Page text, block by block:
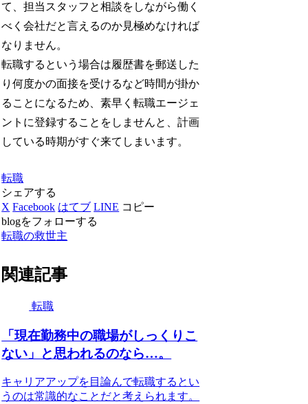
て、担当スタッフと相談をしながら働く
べく会社だと言えるのか見極めなければ
なりません。
転職するという場合は履歴書を郵送した
り何度かの面接を受けるなど時間が掛か
ることになるため、素早く転職エージェ
ントに登録することをしませんと、計画
している時期がすぐ来てしまいます。
転職
シェアする
X Facebook はてブ LINE コピー
blogをフォローする
転職の救世主
関連記事
転職
「現在勤務中の職場がしっくりこ
ない」と思われるのなら…。
キャリアアップを目論んで転職するとい
うのは常識的なことだと考えられます。